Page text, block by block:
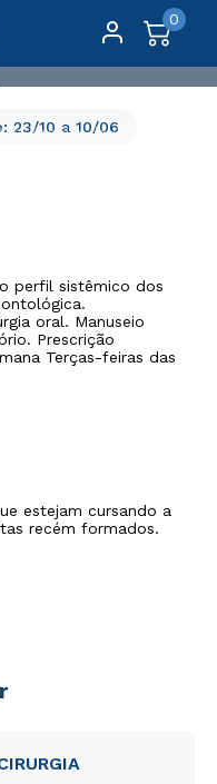
0
Proclin de Cirurgia
de
23/10 a 10/06
perfil sistêmico dos
oral. Manuseio
Prescrição
estejam cursando a
recém formados.